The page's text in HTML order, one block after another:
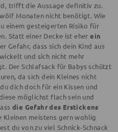
trifft die Aussage definitiv zu.
Monaten nicht benötigt. Wie
einem gesteigerten Risiko für
Statt einer Decke ist eherein
Gefahr, dass sich dein Kind aus
und sich nicht mehr
Der Schlafsack für Babys schützt
da sich dein Kleines nicht
dich doch für ein Kissen und
möglichst flach sein und
die Gefahr des Erstickens
Kleinen meistens gern wohlig
du von zu viel Schnick-Schnack